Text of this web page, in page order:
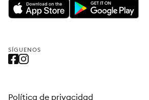
SÍGUENOS
Política de privacidad